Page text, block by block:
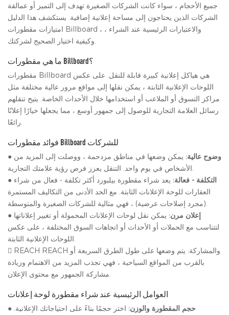
جميع الأحجام ، سواء كانت الشركات الصغيرة تهدف إلى التميز أو عمالقة
الشركات الذين يحتاجون إلى مساحة إعلانية إضافية. يستكشف هذا الدليل
امتيازات مقطورات Billboard ، والاعتبارات الرئيسية عند الشراء ،
وكيفية اختيار الصحيح لشركتك.
ما هي مقطورات Billboard؟
مقطورات Billboard هي هياكل إعلانية كبيرة قابلة للنقل. على عكس
اللوحات الإعلانية الثابتة ، يمكن نقلها إلى مواقع مرور عالية مختلفة مثل
مراكز التسوق أو الملاعب أو استخدامها خلال الأحداث الخاصة. يتيح تنقلهم
رسائل العلامة التجارية للوصول إلى جمهور أوسع ، مما يجعلها خيارًا إعلانًا
رائعًا.
فوائد مقطورات Billboard للشركات
●
وضوح عالية: يمكن وضعها في مناطق مزدحمة ، ووصلت إلى المزيد من
الأشخاص في يوم واحد. التنقل يعزز فرص رؤية علامتك التجارية.
●
التكلفة - فعالة: يعد شراء مقطورة بيلبورد أكثر تكلفة - فعال من شراء
العقارات للوحة الإعلانات الثابتة. مع الحد الأدنى من التكاليف المستمرة
(مجرد إصلاحات عرضية) ، فهي مثالية للشركات الصغيرة والمتوسطة.
●
إعلان مرن: يمكن نقل لوحات الإعلانات المحمولة أو تغيير إعلاناتها
لتتناسب مع الحملات أو الأحداث أو اتجاهات السوق المختلفة ، على عكس
اللوحات الإعلانية الثابتة.
 REACH REACH والمشاركة: يتم وضعها على طول الطرق السريعة أو
بالقرب من المواقع السياحية ، فهي تجذب المزيد من الاهتمام وزيادة
مشاركة الجمهور مع محتوى الإعلان.
العوامل الرئيسية عند شراء مقطورة لوحة إعلانات
●
حجم المقطورة والوزن: اختر حجمًا بناءً على احتياجاتك الإعلانية.